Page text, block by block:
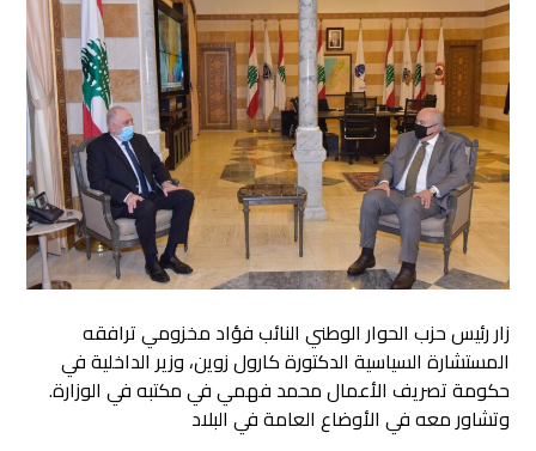
زار رئيس حزب الحوار الوطني النائب فؤاد مخزومي ترافقه
المستشارة السياسية الدكتورة كارول زوين، وزير الداخلية في
حكومة تصريف الأعمال محمد فهمي في مكتبه في الوزارة.
وتشاور معه في الأوضاع العامة في البلاد